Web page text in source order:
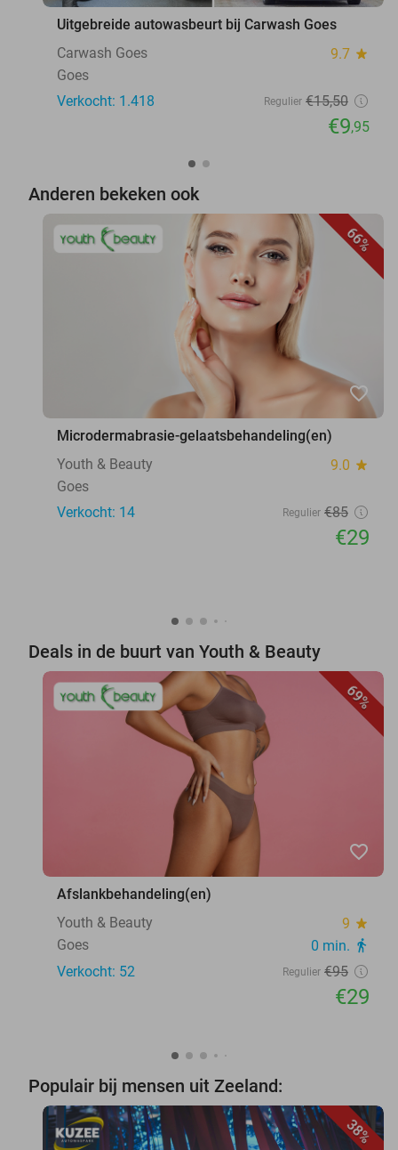
Uitgebreide autowasbeurt bij Carwash Goes
Carwash Goes
9.7 star
Goes
Verkocht: 1.418
Regulier €15,50
€9,95
Anderen bekeken ook
66%
favorite_border
Microdermabrasie-gelaatsbehandeling(en)
Youth & Beauty
9.0 star
Goes
Verkocht: 14
Regulier €85
€29
Deals in de buurt van Youth & Beauty
69%
favorite_border
Afslankbehandeling(en)
Youth & Beauty
9 star
Goes 0 min. directions_walk
Verkocht: 52 Regulier €95
€29
Populair bij mensen uit Zeeland:
38%